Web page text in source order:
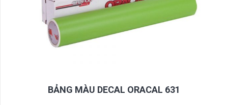
BẢNG MÀU DECAL ORACAL 631